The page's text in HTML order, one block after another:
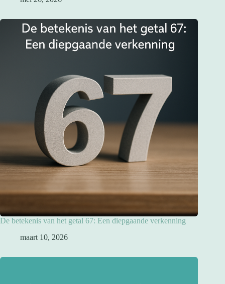
De betekenis van het getal 67: Een diepgaande verkenning
maart 10, 2026